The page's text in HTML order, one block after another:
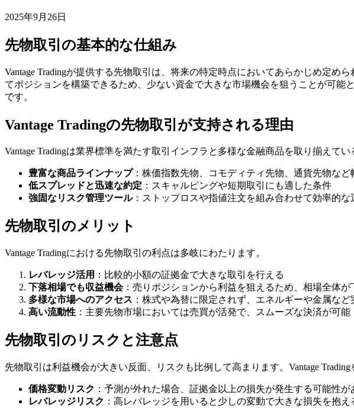
2025年9月26日
先物取引の基本的な仕組み
Vantage Tradingが提供する先物取引は、将来の特定時点においてあらかじめ定
てポジションを構築できるため、少ない資金で大きな市場機会を狙うことが可
です。
Vantage Tradingの先物取引が支持される理由
Vantage Tradingは業界標準を満たす取引インフラと多様な金融商品を取り揃えて
豊富な商品ラインナップ：株価指数先物、コモディティ先物、通貨先物な
低スプレッドと迅速な約定 ：スキャルピングや短期取引にも適した条件
強固なリスク管理ツール：ストップロスや指値注文を組み合わせて効率的な
先物取引のメリット
Vantage Tradingにおける先物取引の利点は多岐にわたります。
レバレッジ活用 ：比較的小額の証拠金で大きな取引を行える
下落相場でも収益機会：売りポジションから利益を狙えるため、相場全体
多様な市場へのアクセス ：株式や為替に限定されず、エネルギーや金属な
高い流動性 ：主要先物市場においては売買が活発で、スムーズな決済が可能
先物取引のリスクと注意点
先物取引は利益機会が大きい反面、リスクも比例して高まります。Vantage
価格変動リスク ：予測が外れた場合、証拠金以上の損失が発生する可能性が
レバレッジリスク ：高レバレッジを用いると少しの変動で大きな損失を抱え